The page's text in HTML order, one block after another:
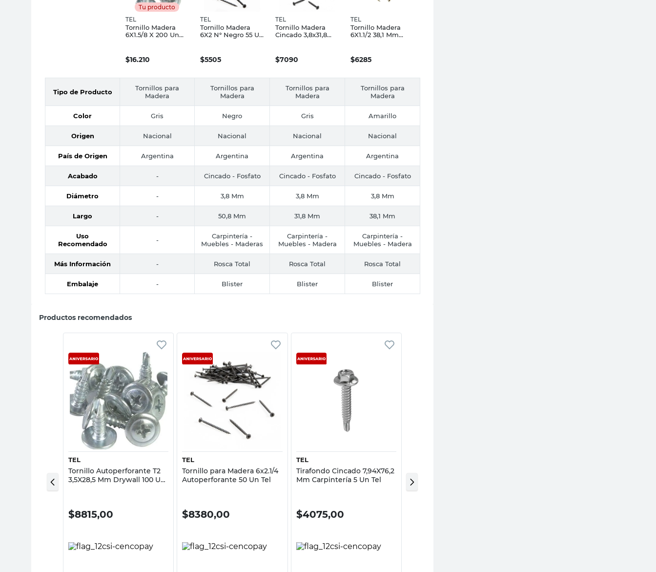
Tu producto
TEL
Tornillo Madera
6X1.5/8 X 200 Un
$16.210
TEL
Tornillo Madera
6X2 N° Negro 55 Un
$5505
TEL
Tornillo Madera
Cincado 3,8x31,8
$7090
TEL
Tornillo Madera
6X1.1/2 38,1 Mm
$6285
Tipo de Producto
Tornillos para
Madera
Tornillos para
Madera
Tornillos para
Madera
Tornillos para
Madera
Color Gris Negro Gris Amarillo
Origen Nacional Nacional Nacional Nacional
País de Origen Argentina Argentina Argentina Argentina
Acabado - Cincado - Fosfato Cincado - Fosfato Cincado - Fosfato
Diámetro - 3,8 Mm 3,8 Mm 3,8 Mm
Largo - 50,8 Mm 31,8 Mm 38,1 Mm
Uso
Recomendado
-
Carpintería -
Muebles - Maderas
Carpintería -
Muebles - Madera
Carpintería -
Muebles - Madera
Más Información - Rosca Total Rosca Total Rosca Total
Embalaje - Blister Blister Blister
Productos recomendados
Vista rápida
TEL
Tornillo Autoperforante T2
3,5X28,5 Mm Drywall 100 Un
$8815,00
Vista rápida
TEL
Tornillo para Madera 6x2.1/4
Autoperforante 50 Un Tel
$8380,00
Vista rápida
TEL
Tirafondo Cincado 7,94X76,2
Mm Carpintería 5 Un Tel
$4075,00
Carpintería 2 Un Tel